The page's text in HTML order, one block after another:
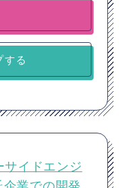
する
サイドエンジ